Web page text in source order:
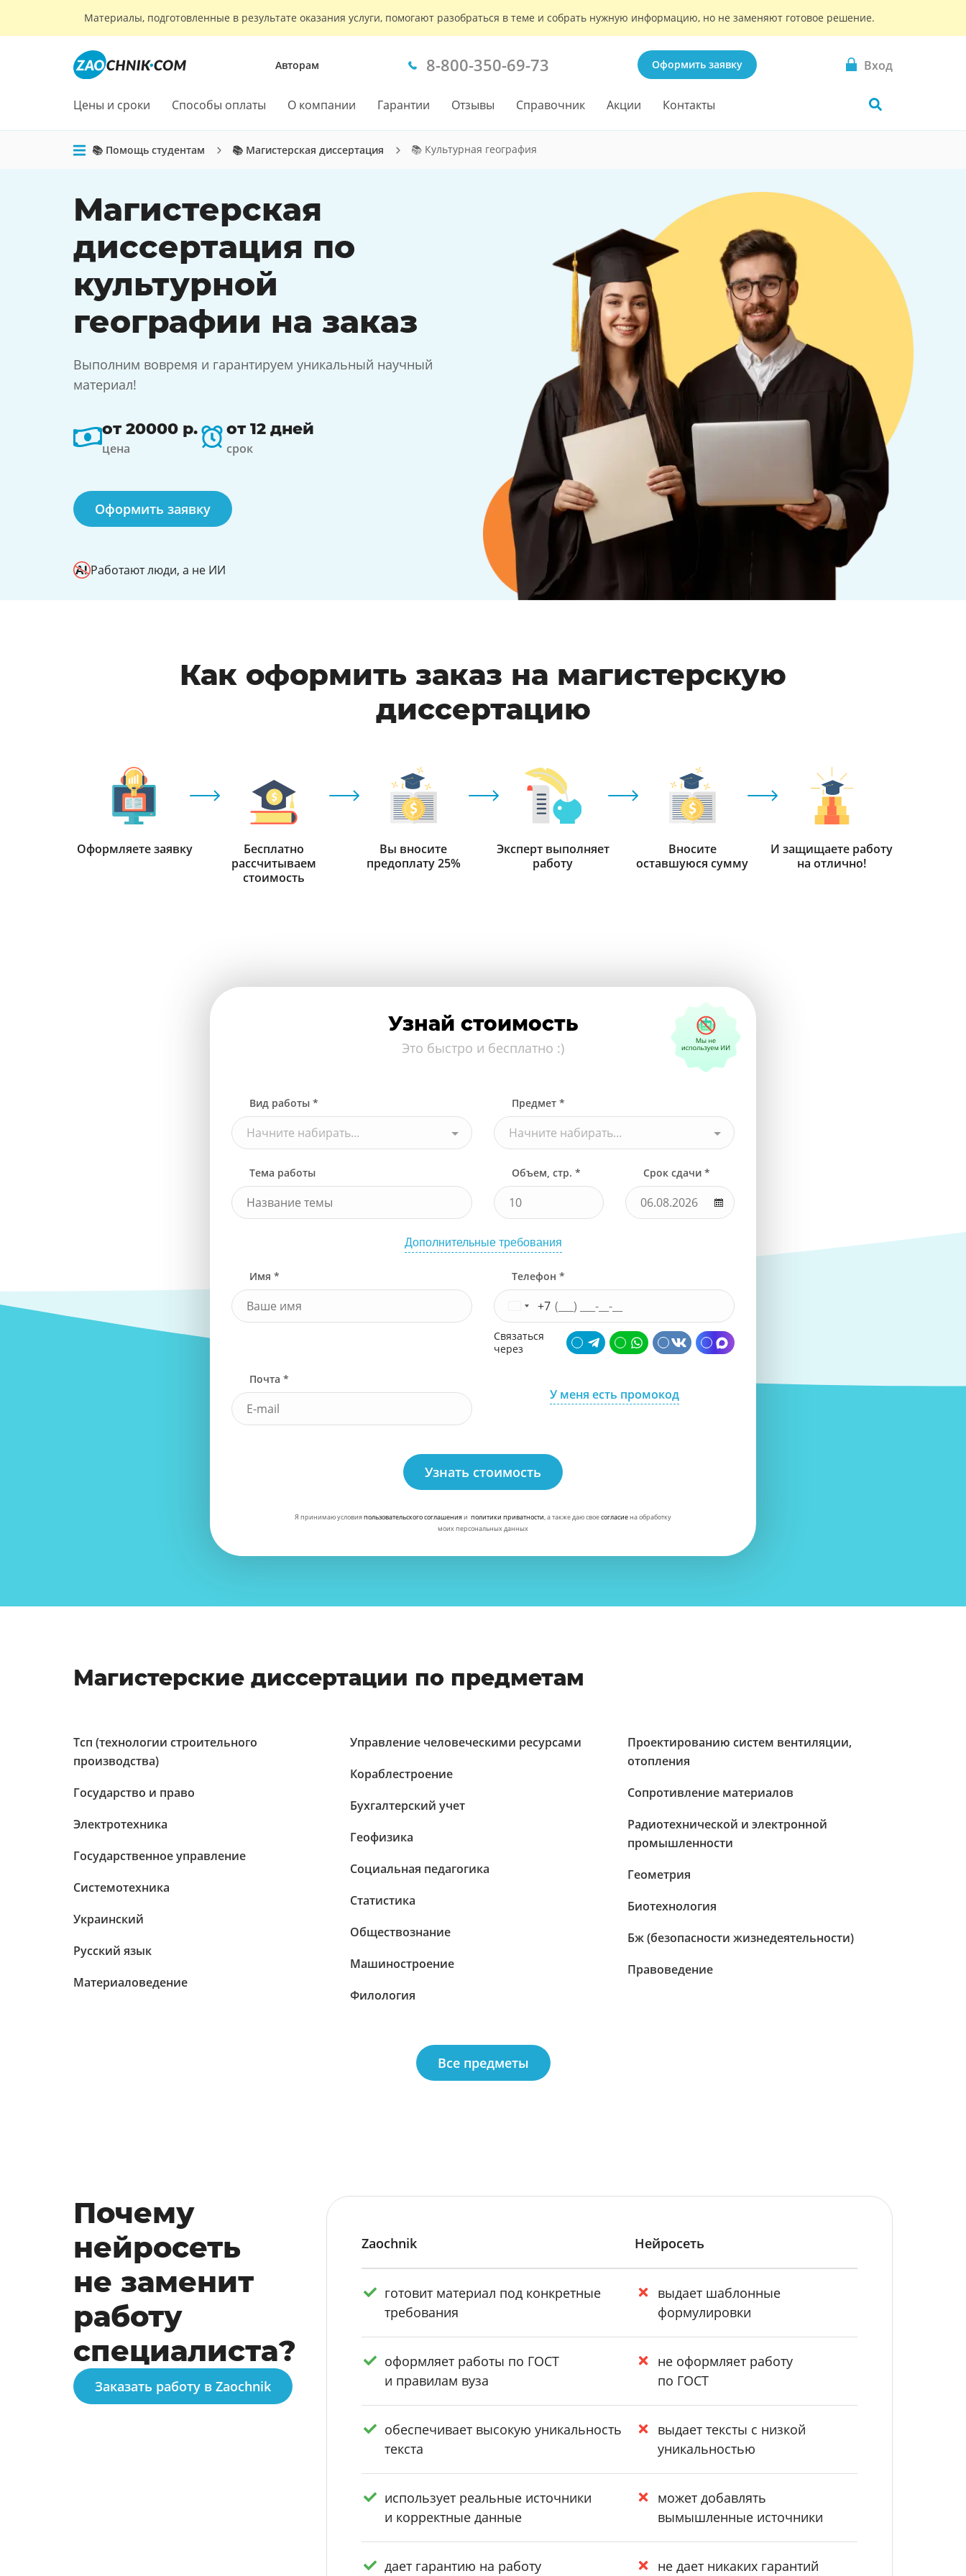
Материалы, подготовленные в результате оказания услуги, помогают разобраться в теме и собрать нужную информацию, но не заменяют готовое решение.
Авторам 8-800-350-69-73 Оформить заявку Вход
Цены и сроки Способы оплаты О компании Гарантии Отзывы Справочник Акции Контакты
📚 Помощь студентам 📚 Магистерская диссертация 📚 Культурная география
Магистерская
диссертация по
культурной
географии на заказ
Выполним вовремя и гарантируем уникальный научный
материал!
от 20000 р.
цена
от 12 дней
срок
Оформить заявку
Работают люди, а не ИИ
Как оформить заказ на магистерскую
диссертацию
Оформляете заявку
Бесплатно
рассчитываем
стоимость
Вы вносите
предоплату 25%
Эксперт выполняет
работу
Вносите
оставшуюся сумму
И защищаете работу
на отлично!
Узнай стоимость
Это быстро и бесплатно :)
Вид работы *
Начните набирать...
Предмет *
Начните набирать...
Тема работы Объем, стр. * Срок сдачи *
Дополнительные требования
Имя * Телефон *
+7
Связаться
через
Почта *
У меня есть промокод
Узнать стоимость
Я принимаю условияпользовательского соглашенияи политики приватности, а также даю своесогласиена обработку
моих персональных данных
Магистерские диссертации по предметам
Тсп (технологии строительного
производства)
Государство и право
Электротехника
Государственное управление
Системотехника
Украинский
Русский язык
Материаловедение
Управление человеческими ресурсами
Кораблестроение
Бухгалтерский учет
Геофизика
Социальная педагогика
Статистика
Обществознание
Машиностроение
Филология
Проектированию систем вентиляции,
отопления
Сопротивление материалов
Радиотехнической и электронной
промышленности
Геометрия
Биотехнология
Бж (безопасности жизнедеятельности)
Правоведение
Все предметы
Почему
нейросеть
не заменит
работу
специалиста?
Заказать работу в Zaochnik
Zaochnik Нейросеть
готовит материал под конкретные
требования
выдает шаблонные
формулировки
оформляет работы по ГОСТ
и правилам вуза
не оформляет работу
по ГОСТ
обеспечивает высокую уникальность
текста
выдает тексты с низкой
уникальностью
использует реальные источники
и корректные данные
может добавлять
вымышленные источники
дает гарантию на работу не дает никаких гарантий